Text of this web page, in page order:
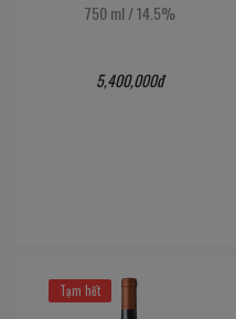
750 ml/14.5%
5,400,000đ
Tạm hết